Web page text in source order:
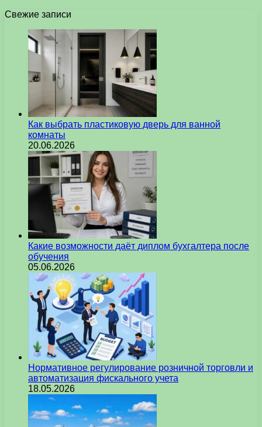
Свежие записи
Как выбрать пластиковую дверь для ванной
комнаты
20.06.2026
Какие возможности даёт диплом бухгалтера после
обучения
05.06.2026
Нормативное регулирование розничной торговли и
автоматизация фискального учета
18.05.2026